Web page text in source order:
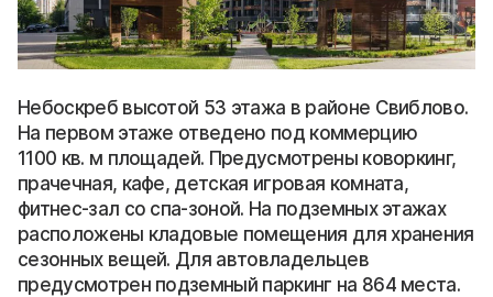
Небоскреб высотой 53 этажа в районе Свиблово.
На первом этаже отведено под коммерцию
1100 кв. м площадей. Предусмотрены коворкинг,
прачечная, кафе, детская игровая комната,
фитнес-зал со спа-зоной. На подземных этажах
расположены кладовые помещения для хранения
сезонных вещей. Для автовладельцев
предусмотрен подземный паркинг на 864 места.